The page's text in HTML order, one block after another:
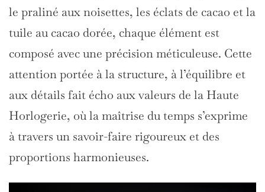
le praliné aux noisettes, les éclats de cacao et la
tuile au cacao dorée, chaque élément est
composé avec une précision méticuleuse. Cette
attention portée à la structure, à l’équilibre et
aux détails fait écho aux valeurs de la Haute
Horlogerie, où la maîtrise du temps s’exprime
à travers un savoir-faire rigoureux et des
proportions harmonieuses.